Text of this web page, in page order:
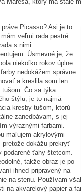
Mareša, ktorý ma stále
práve Picasso? Asi je to
veľmi rada pestré
s nimi
Úsmevné je, že
niekoľko rokov úplne
nedokážem správne
a kreslila som len
tušom. Čo sa týka
štýlu, je to najmä
kresby tušom, ktorú
zanedbávam, s jej
výraznými farbami.
maľujem akrylovými
pretože dokážu prekryť
podarené ťahy štetcom.
takže obraz je po
ihneď pripravený na
na stenu. Používam
na akvarelový papier a